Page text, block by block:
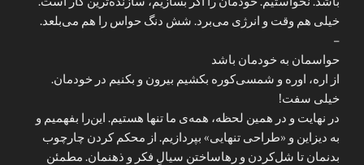
خیلی هم وقت و انرژی می‌برد. شش دنگ حواس را هم می‌بلعد.
–
حواسمان به خودمان باشد
از اره، اوره و شمسی‌کوره بکشیم بیرون و بکنیم در خودمان.
خیلی سفت!
در نهایت و در همین لحظه، همه‌ی ما تنها هستیم. این‌را بفهمیم و
به دیزاین و «طراحی تنهایی» بپردازیم. از محکم کردن چارچوب
بدنمان تا شل‌کردن و رهاساختن سیالِ فکر و ذهنمان. مطمئن